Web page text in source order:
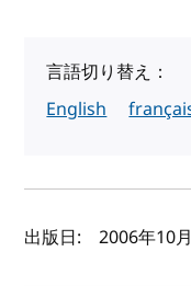
言語切り替え：
English
著者と公開
出版日: 2006年10